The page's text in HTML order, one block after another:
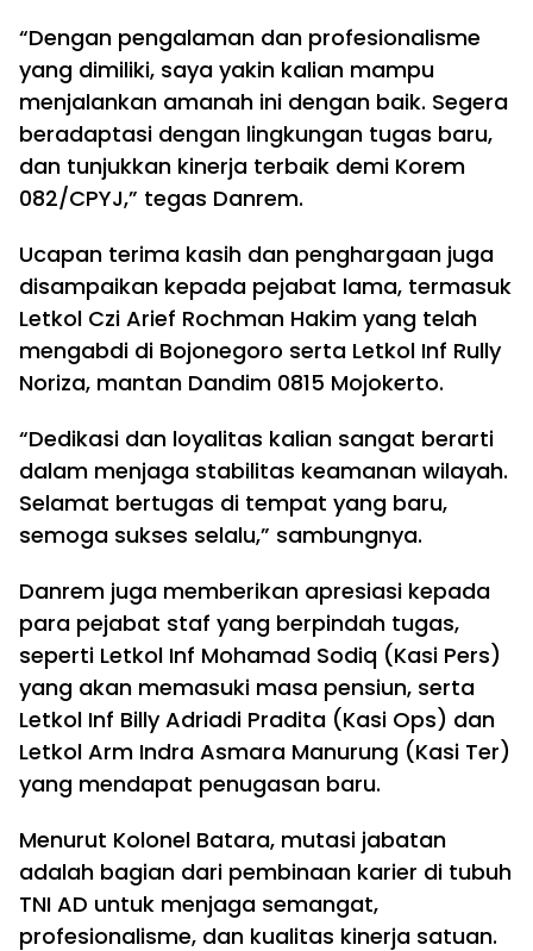
“Dengan pengalaman dan profesionalisme
yang dimiliki, saya yakin kalian mampu
menjalankan amanah ini dengan baik. Segera
beradaptasi dengan lingkungan tugas baru,
dan tunjukkan kinerja terbaik demi Korem
082/CPYJ,” tegas Danrem.
Ucapan terima kasih dan penghargaan juga
disampaikan kepada pejabat lama, termasuk
Letkol Czi Arief Rochman Hakim yang telah
mengabdi di Bojonegoro serta Letkol Inf Rully
Noriza, mantan Dandim 0815 Mojokerto.
“Dedikasi dan loyalitas kalian sangat berarti
dalam menjaga stabilitas keamanan wilayah.
Selamat bertugas di tempat yang baru,
semoga sukses selalu,” sambungnya.
Danrem juga memberikan apresiasi kepada
para pejabat staf yang berpindah tugas,
seperti Letkol Inf Mohamad Sodiq (Kasi Pers)
yang akan memasuki masa pensiun, serta
Letkol Inf Billy Adriadi Pradita (Kasi Ops) dan
Letkol Arm Indra Asmara Manurung (Kasi Ter)
yang mendapat penugasan baru.
Menurut Kolonel Batara, mutasi jabatan
adalah bagian dari pembinaan karier di tubuh
TNI AD untuk menjaga semangat,
profesionalisme, dan kualitas kinerja satuan.